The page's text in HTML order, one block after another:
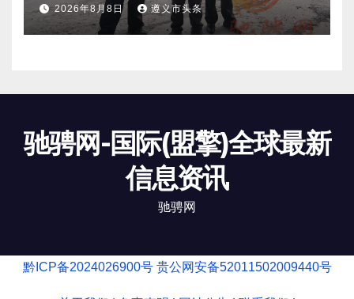
2026年8月8日 遵义市头条
驰骋网-国际(盟擎)全球最新
信息资讯
驰骋网
黔ICP备2024026900号 贵公网安备52011502009440号